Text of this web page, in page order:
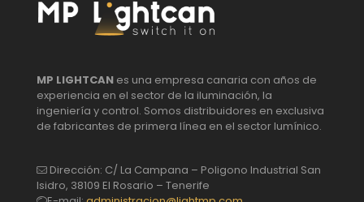
MP LIGHTCAN es una empresa canaria con años de
experiencia en el sector de la iluminación, la
ingeniería y control. Somos distribuidores en exclusiva
de fabricantes de primera línea en el sector lumínico.
Dirección: C/ La Campana – Poligono Industrial San
Isidro, 38109 El Rosario – Tenerife